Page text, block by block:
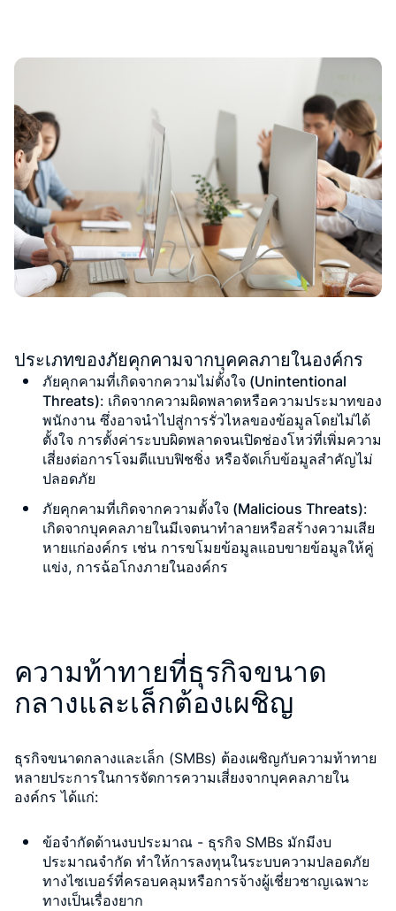
ประเภทของภัยคุกคามจากบุคคลภายในองค์กร
ภัยคุกคามที่เกิดจากความไม่ตั้งใจ (Unintentional
Threats): เกิดจากความผิดพลาดหรือความประมาทของ
พนักงาน ซึ่งอาจนำไปสู่การรั่วไหลของข้อมูลโดยไม่ได้
ตั้งใจ การตั้งค่าระบบผิดพลาดจนเปิดช่องโหว่ที่เพิ่มความ
เสี่ยงต่อการโจมตีแบบฟิชชิ่ง หรือจัดเก็บข้อมูลสำคัญไม่
ปลอดภัย
ภัยคุกคามที่เกิดจากความตั้งใจ (Malicious Threats):
เกิดจากบุคคลภายในมีเจตนาทำลายหรือสร้างความเสีย
หายแก่องค์กร เช่น การขโมยข้อมูลแอบขายข้อมูลให้คู่
แข่ง, การฉ้อโกงภายในองค์กร
ความท้าทายที่ธุรกิจขนาด
กลางและเล็กต้องเผชิญ
ธุรกิจขนาดกลางและเล็ก (SMBs) ต้องเผชิญกับความท้าทาย
หลายประการในการจัดการความเสี่ยงจากบุคคลภายใน
องค์กร ได้แก่:
ข้อจำกัดด้านงบประมาณ - ธุรกิจ SMBs มักมีงบ
ประมาณจำกัด ทำให้การลงทุนในระบบความปลอดภัย
ทางไซเบอร์ที่ครอบคลุมหรือการจ้างผู้เชี่ยวชาญเฉพาะ
ทางเป็นเรื่องยาก